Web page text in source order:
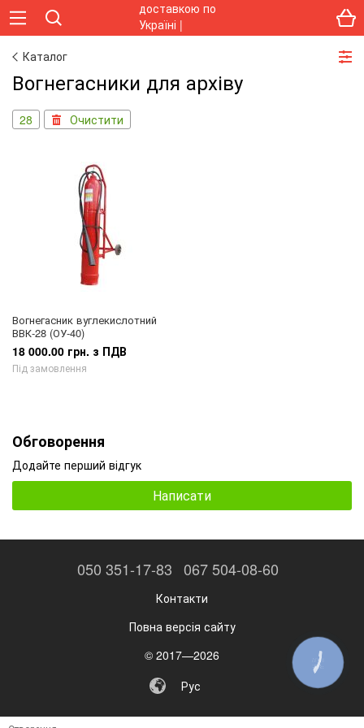
Каталог
Вогнегасники для архіву
28 Очистити
Вогнегасник вуглекислотний
ВВК-28 (ОУ-40)
18 000.00 грн. з ПДВ
Під замовлення
Обговорення
Додайте перший відгук
Написати
050 351-17-83 067 504-08-60
Контакти
Повна версія сайту
© 2017—2026
Рус
КНОПКА
ЗВ'ЯЗКУ